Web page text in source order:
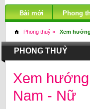
Bài mới Phong
Phong thuỷ » Xem
PHONG THUỶ
Xem
Nam - Nữ